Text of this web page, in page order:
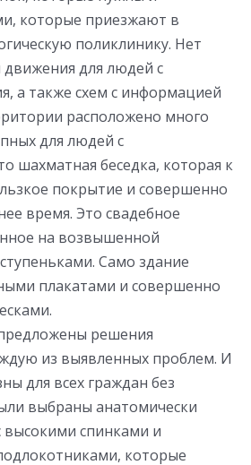
которые приезжают в
поликлинику. Нет
для людей с
а также схем с информацией
расположено много
для людей с
шахматная беседка, которая к
покрытие и совершенно
время. Это свадебное
на возвышенной
Само здание
плакатами и совершенно
решения
из выявленных проблем. И
для всех граждан без
выбраны анатомически
высокими спинками и
которые